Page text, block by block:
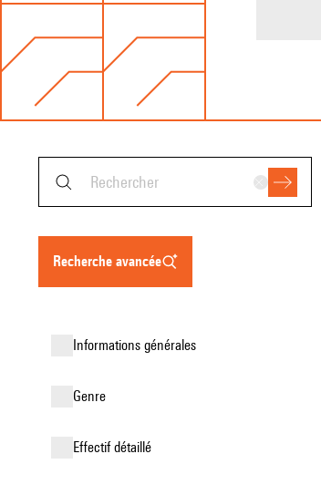
recherche avancée
informations générales
genre
effectif détaillé